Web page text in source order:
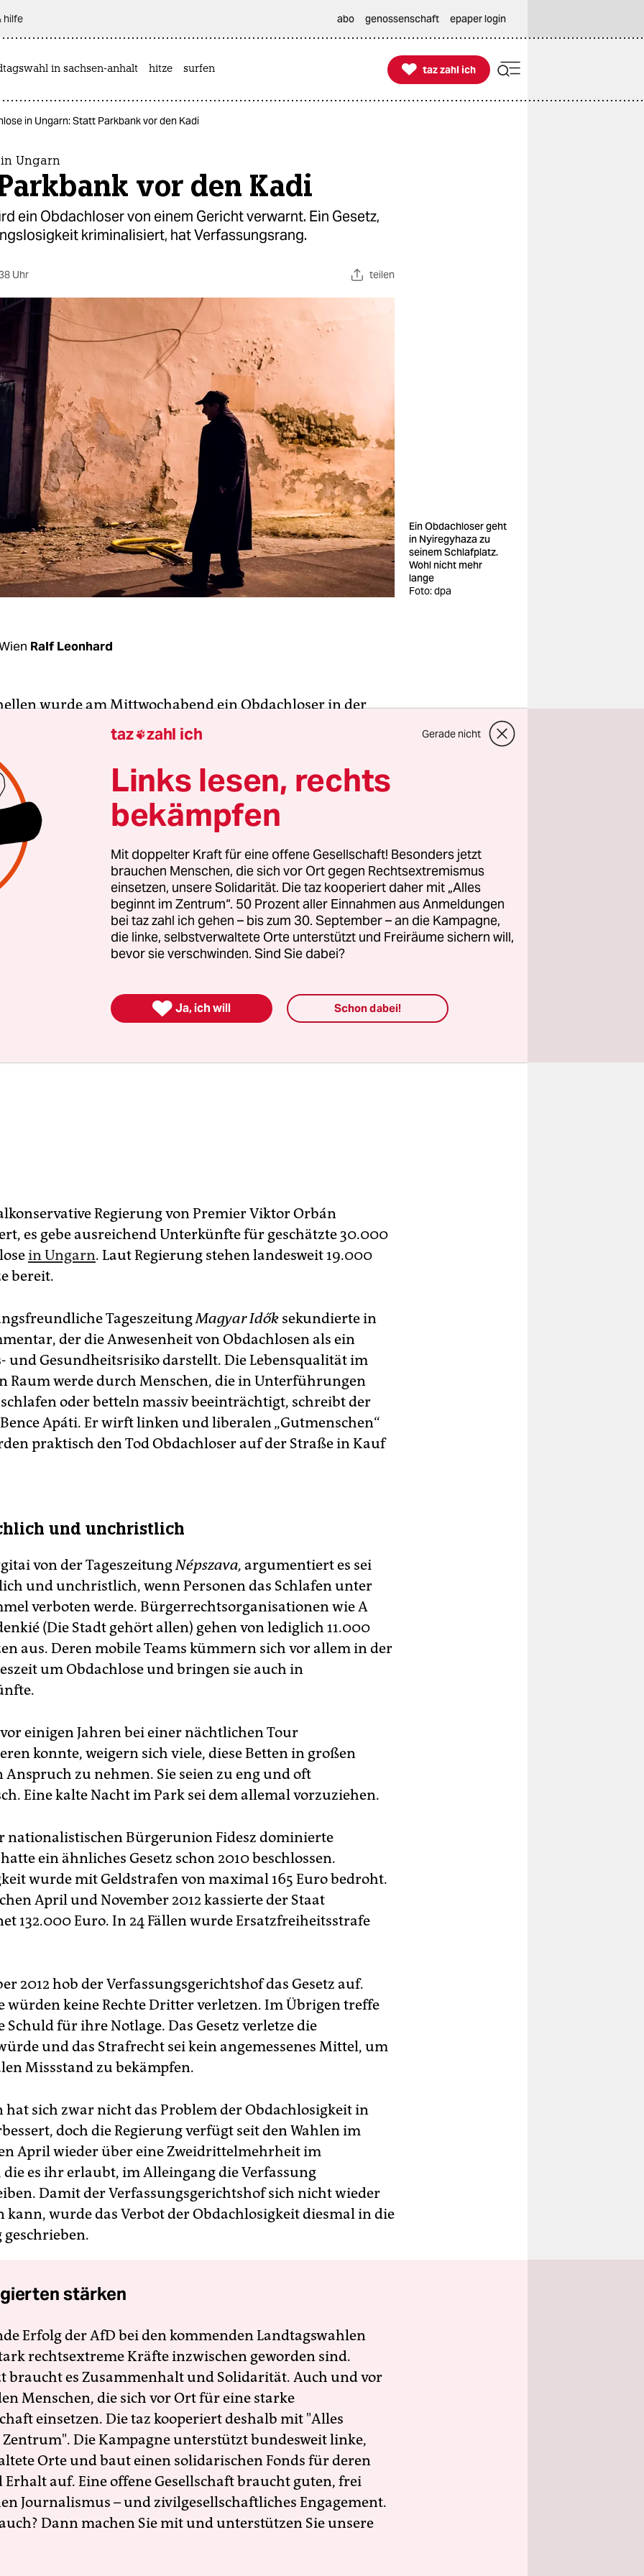
hilfe abo genossenschaft epaper login
in sachsen-anhalt hitze surfen 
taz zahl ich
taz zahl ich
in Ungarn: Statt Parkbank vor den Kadi
Ungarn
vor den Kadi
ein Obdachloser von einem Gericht verwarnt. Ein Gesetz,
kriminalisiert, hat Verfassungsrang.
Uhr teilen
Ein Obdachloser geht
in Nyiregyhaza zu
seinem Schlafplatz.
Wohl nicht mehr
lange
Foto: dpa
Ralf Leonhard
wurde am Mittwochabend ein Obdachloser in der
Stadt Gödöllö unweit von Budapest abgeführt. Das
sprach gegen ihn eine Verwarnung aus. Der Mann, der
schlafen wollte, ist das erste Opfer eines am
getretenen Gesetzes, das Obdachlosigkeit unter Strafe
sieht vor, dass Menschen, die im öffentlichen Raum
dreimal verwarnt werden müssen, bevor sie zu
Arbeit eingeteilt oder, im Extremfall, zu einer Haftstrafe
können.
Regierung von Premier Viktor Orbán
es gebe ausreichend Unterkünfte für geschätzte 30.000
in Ungarn. Laut Regierung stehen landesweit 19.000
bereit.
TageszeitungMagyar Idők sekundierte in
der die Anwesenheit von Obdachlosen als ein
und Gesundheitsrisiko darstellt. Die Lebensqualität im
Raum werde durch Menschen, die in Unterführungen
oder betteln massiv beeinträchtigt, schreibt der
Apáti. Er wirft linken und liberalen „Gutmenschen“
praktisch den Tod Obdachloser auf der Straße in Kauf
und unchristlich
von der TageszeitungNépszava, argumentiert es sei
und unchristlich, wenn Personen das Schlafen unter
verboten werde. Bürgerrechtsorganisationen wie A
(Die Stadt gehört allen) gehen von lediglich 11.000
aus. Deren mobile Teams kümmern sich vor allem in der
um Obdachlose und bringen sie auch in
vor einigen Jahren bei einer nächtlichen Tour
konnte, weigern sich viele, diese Betten in großen
Anspruch zu nehmen. Sie seien zu eng und oft
Eine kalte Nacht im Park sei dem allemal vorzuziehen.
nationalistischen Bürgerunion Fidesz dominierte
ein ähnliches Gesetz schon 2010 beschlossen.
wurde mit Geldstrafen von maximal 165 Euro bedroht.
April und November 2012 kassierte der Staat
132.000 Euro. In 24 Fällen wurde Ersatzfreiheitsstrafe
2012 hob der Verfassungsgerichtshof das Gesetz auf.
würden keine Rechte Dritter verletzen. Im Übrigen treffe
Schuld für ihre Notlage. Das Gesetz verletze die
und das Strafrecht sei kein angemessenes Mittel, um
Missstand zu bekämpfen.
hat sich zwar nicht das Problem der Obdachlosigkeit in
doch die Regierung verfügt seit den Wahlen im
April wieder über eine Zweidrittelmehrheit im
es ihr erlaubt, im Alleingang die Verfassung
Damit der Verfassungsgerichtshof sich nicht wieder
kann, wurde das Verbot der Obdachlosigkeit diesmal in die
geschrieben.
stärken
Erfolg der AfD bei den kommenden Landtagswahlen
rechtsextreme Kräfte inzwischen geworden sind.
braucht es Zusammenhalt und Solidarität. Auch und vor
Menschen, die sich vor Ort für eine starke
einsetzen. Die taz kooperiert deshalb mit "Alles
Die Kampagne unterstützt bundesweit linke,
Orte und baut einen solidarischen Fonds für deren
Erhalt auf. Eine offene Gesellschaft braucht guten, frei
Journalismus – und zivilgesellschaftliches Engagement.
Dann machen Sie mit und unterstützen Sie unsere
taz zahl ich Gerade nicht
Links lesen, rechts
bekämpfen
Mit doppelter Kraft für eine offene Gesellschaft! Besonders jetzt
brauchen Menschen, die sich vor Ort gegen Rechtsextremismus
einsetzen, unsere Solidarität. Die taz kooperiert daher mit „Alles
beginnt im Zentrum“. 50 Prozent aller Einnahmen aus Anmeldungen
bei taz zahl ich gehen – bis zum 30. September – an die Kampagne,
die linke, selbstverwaltete Orte unterstützt und Freiräume sichern will,
bevor sie verschwinden. Sind Sie dabei?
 Ja, ich will Schon dabei!